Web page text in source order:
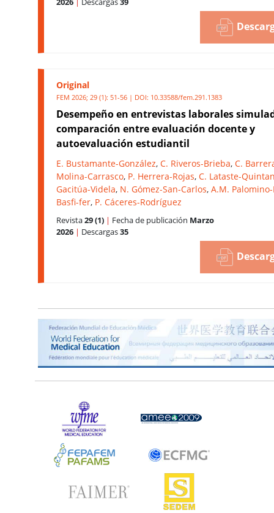
Original
FEM 2026; 29 (1): 51-56 | DOI: 10.33588/fem.291.1383
Desempeño en entrevistas laborales
comparación entre evaluación docente y
autoevaluación estudiantil
E. Bustamante-González, C. Riveros-Brieba, C.
Molina-Carrasco, P. Herrera-Rojas, C. Lataste-
Gacitúa-Videla, N. Gómez-San-Carlos, A.M.
Basfi-fer, P. Cáceres-Rodríguez
Revista29 (1) | Fecha de publicación Marzo
2026 | Descargas35